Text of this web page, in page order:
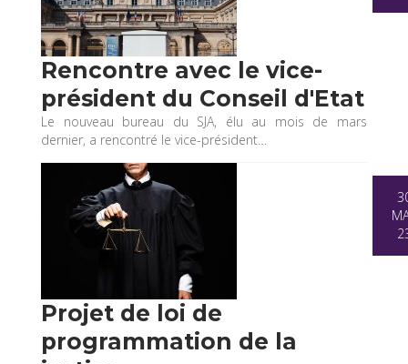
Rencontre avec le vice-
président du Conseil d'Etat
Le nouveau bureau du SJA, élu au mois de mars
dernier, a rencontré le vice-président…
Projet de loi de
programmation de la